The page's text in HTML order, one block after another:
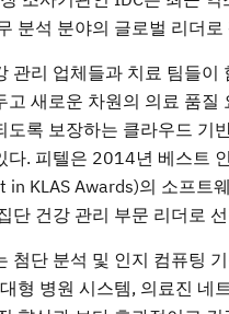
분석 분야의 글로벌 리더로
관리 업체들과 치료 팀들이
고 새로운 차원의 의료 품질
도록 보장하는 클라우드 기
다. 피텔은 2014년 베스트
in KLAS Awards)의 소프트
단 건강 관리 부문 리더로
첨단 분석 및 인지 컴퓨팅
형 병원 시스템, 의료진 네